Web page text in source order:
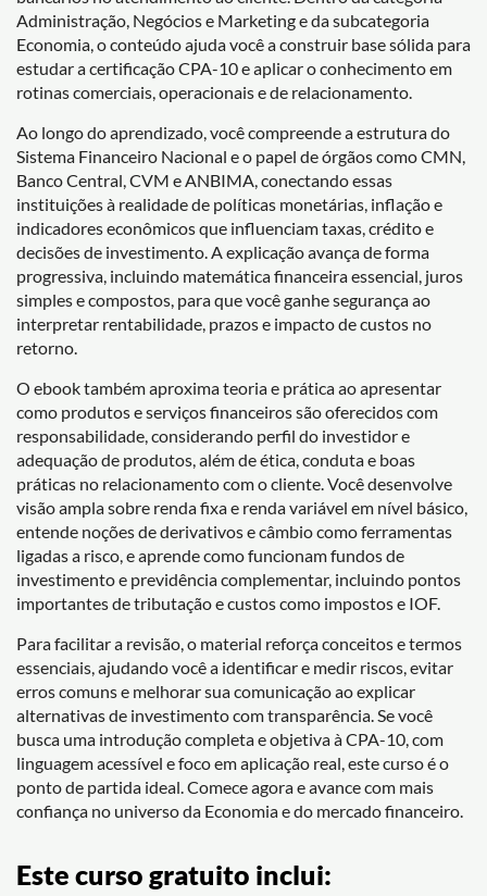
Administração, Negócios e Marketing e da subcategoria
Economia, o conteúdo ajuda você a construir base sólida para
estudar a certificação CPA-10 e aplicar o conhecimento em
rotinas comerciais, operacionais e de relacionamento.
Ao longo do aprendizado, você compreende a estrutura do
Sistema Financeiro Nacional e o papel de órgãos como CMN,
Banco Central, CVM e ANBIMA, conectando essas
instituições à realidade de políticas monetárias, inflação e
indicadores econômicos que influenciam taxas, crédito e
decisões de investimento. A explicação avança de forma
progressiva, incluindo matemática financeira essencial, juros
simples e compostos, para que você ganhe segurança ao
interpretar rentabilidade, prazos e impacto de custos no
retorno.
O ebook também aproxima teoria e prática ao apresentar
como produtos e serviços financeiros são oferecidos com
responsabilidade, considerando perfil do investidor e
adequação de produtos, além de ética, conduta e boas
práticas no relacionamento com o cliente. Você desenvolve
visão ampla sobre renda fixa e renda variável em nível básico,
entende noções de derivativos e câmbio como ferramentas
ligadas a risco, e aprende como funcionam fundos de
investimento e previdência complementar, incluindo pontos
importantes de tributação e custos como impostos e IOF.
Para facilitar a revisão, o material reforça conceitos e termos
essenciais, ajudando você a identificar e medir riscos, evitar
erros comuns e melhorar sua comunicação ao explicar
alternativas de investimento com transparência. Se você
busca uma introdução completa e objetiva à CPA-10, com
linguagem acessível e foco em aplicação real, este curso é o
ponto de partida ideal. Comece agora e avance com mais
confiança no universo da Economia e do mercado financeiro.
Este curso gratuito inclui: